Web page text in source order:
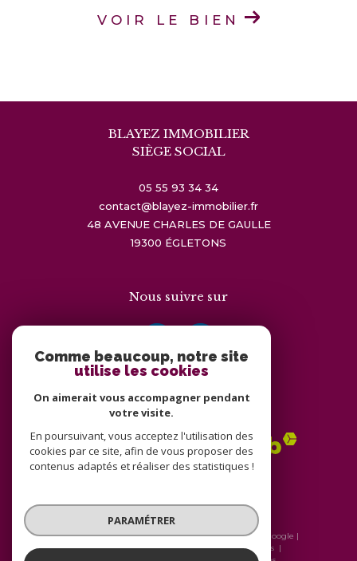
VOIR LE BIEN
BLAYEZ IMMOBILIER
SIÈGE SOCIAL
05 55 93 34 34
contact@blayez-immobilier.fr
48 AVENUE CHARLES DE GAULLE
19300
ÉGLETONS
Nous suivre sur
Adhérents
© 2026 | Tous droits réservés | Traduction powered by Google |
Nos honoraires
Plan du site
Mentions légales
Comme beaucoup, notre site
utilise les cookies
On aimerait vous accompagner pendant
votre visite.
En poursuivant, vous acceptez l'utilisation des
cookies par ce site, afin de vous proposer des
contenus adaptés et réaliser des statistiques !
PARAMÉTRER